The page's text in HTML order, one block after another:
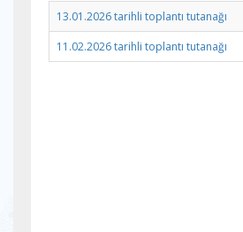
13.01.2026 tarihli toplantı tutanağı
11.02.2026 tarihli toplantı tutanağı